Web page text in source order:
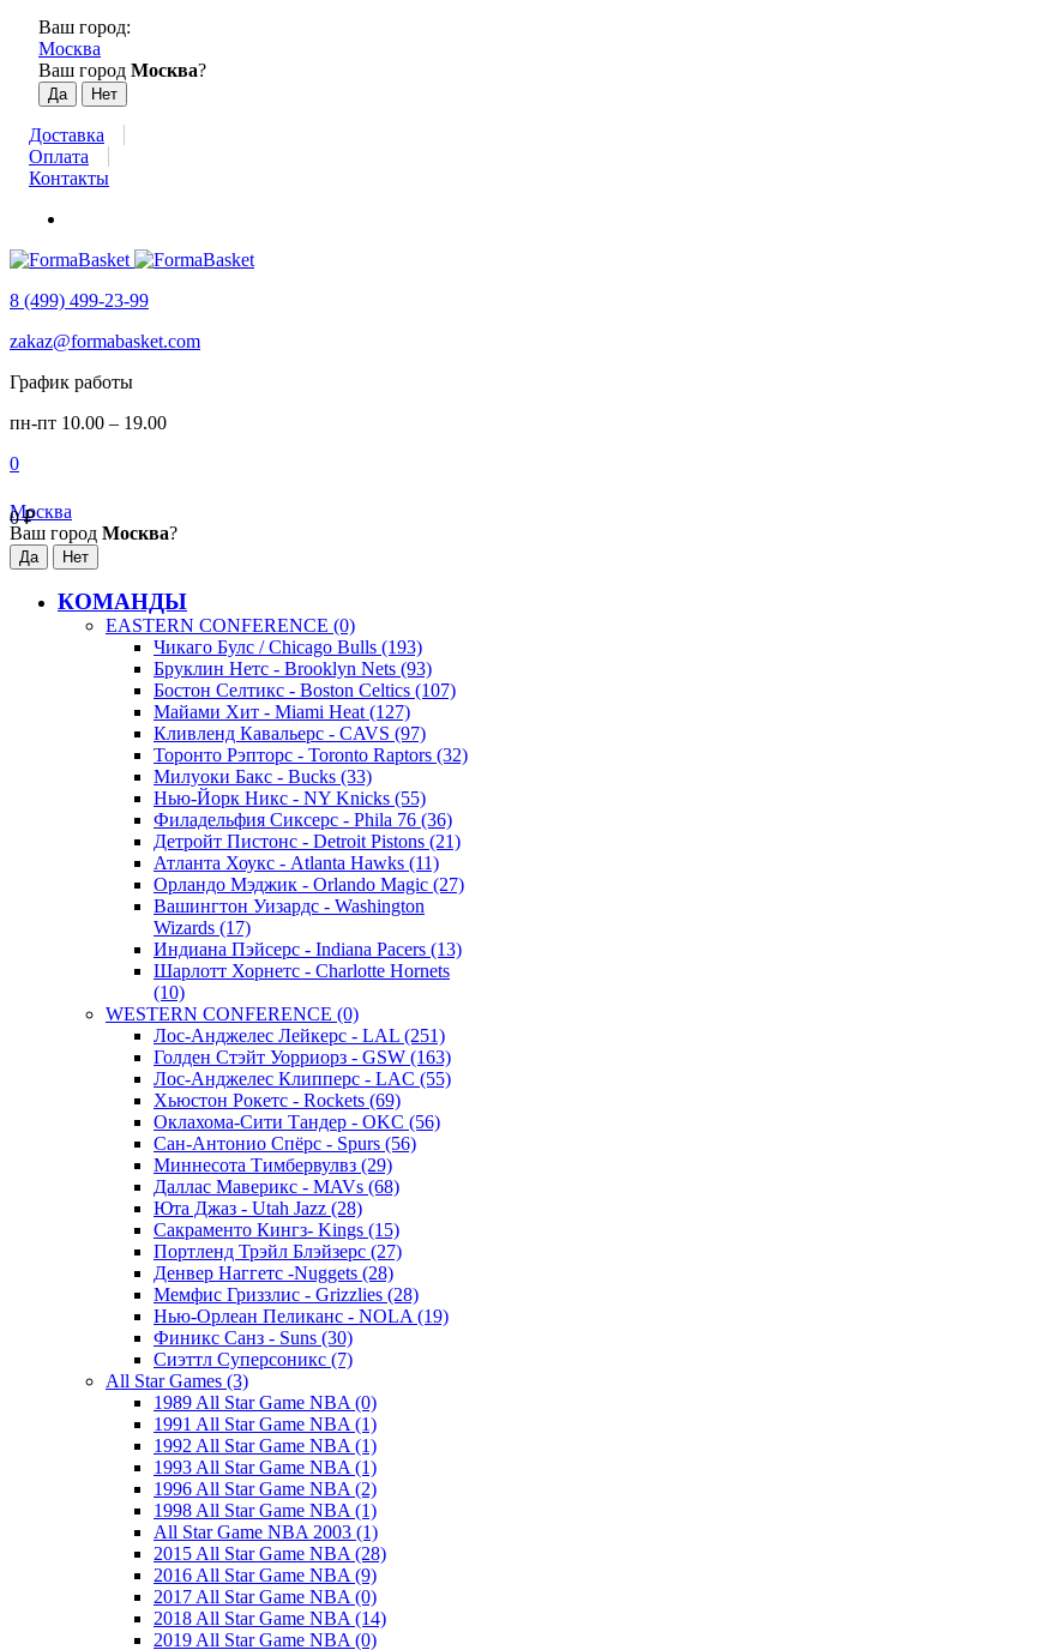
Ваш город:
Москва
Ваш город Москва?
Доставка
Оплата
Контакты
8 (499) 499-23-99
zakaz@formabasket.com
График работы
пн-пт 10.00 – 19.00
0
0₽
Москва
Ваш город Москва?
КОМАНДЫ
EASTERN CONFERENCE (0)
Чикаго Булс / Chicago Bulls (193)
Бруклин Нетс - Brooklyn Nets (93)
Бостон Селтикс - Boston Celtics (107)
Майами Хит - Miami Heat (127)
Кливленд Кавальерс - CAVS (97)
Торонто Рэпторс - Toronto Raptors (32)
Милуоки Бакс - Bucks (33)
Нью-Йорк Никс - NY Knicks (55)
Филадельфия Сиксерс - Phila 76 (36)
Детройт Пистонс - Detroit Pistons (21)
Атланта Хоукс - Atlanta Hawks (11)
Орландо Мэджик - Orlando Magic (27)
Вашингтон Уизардс - Washington
Wizards (17)
Индиана Пэйсерс - Indiana Pacers (13)
Шарлотт Хорнетс - Charlotte Hornets
(10)
WESTERN CONFERENCE (0)
Лос-Анджелес Лейкерс - LAL (251)
Голден Стэйт Уорриорз - GSW (163)
Лос-Анджелес Клипперс - LAC (55)
Хьюстон Рокетс - Rockets (69)
Оклахома-Сити Тандер - OKC (56)
Сан-Антонио Спёрс - Spurs (56)
Миннесота Тимбервулвз (29)
Даллас Маверикс - MAVs (68)
Юта Джаз - Utah Jazz (28)
Сакраменто Кингз- Kings (15)
Портленд Трэйл Блэйзерс (27)
Денвер Наггетс -Nuggets (28)
Мемфис Гриззлис - Grizzlies (28)
Нью-Орлеан Пеликанс - NOLA (19)
Финикс Санз - Suns (30)
Сиэттл Суперсоникс (7)
All Star Games (3)
1989 All Star Game NBA (0)
1991 All Star Game NBA (1)
1992 All Star Game NBA (1)
1993 All Star Game NBA (1)
1996 All Star Game NBA (2)
1998 All Star Game NBA (1)
All Star Game NBA 2003 (1)
2015 All Star Game NBA (28)
2016 All Star Game NBA (9)
2017 All Star Game NBA (0)
2018 All Star Game NBA (14)
2019 All Star Game NBA (0)